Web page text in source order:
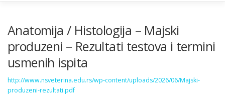
KLINIKA I LABORATORIJE
Anatomija / Histologija – Majski
produzeni – Rezultati testova i termini
usmenih ispita
http://www.nsveterina.edu.rs/wp-content/uploads/2026/06/Majski-
produzeni-rezultati.pdf